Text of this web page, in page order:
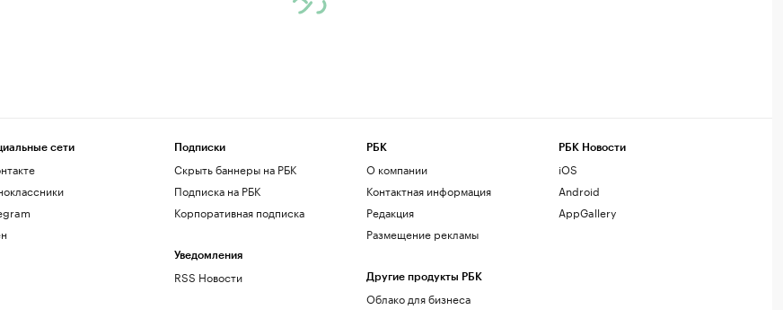
сети Подписки
Скрыть баннеры на РБК
Подписка на РБК
Корпоративная подписка
Уведомления
RSS Новости
РБК
О компании
Контактная информация
Редакция
Размещение рекламы
Другие продукты РБК
Облако для бизнеса
РБК Новости
iOS
Android
AppGallery